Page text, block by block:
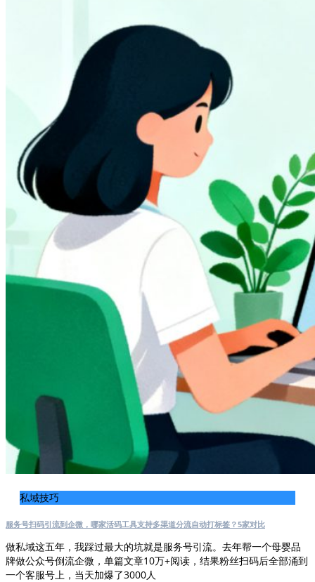
私域技巧
服务号扫码引流到企微，哪家活码工具支持多渠道分流自动打标签？5家对比
做私域这五年，我踩过最大的坑就是服务号引流。去年帮一个母婴品
牌做公众号倒流企微，单篇文章10万+阅读，结果粉丝扫码后全部涌到
一个客服号上，当天加爆了3000人